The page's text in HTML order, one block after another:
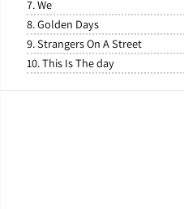
7. We
8. Golden Days
9. Strangers On A Street
10. This Is The day